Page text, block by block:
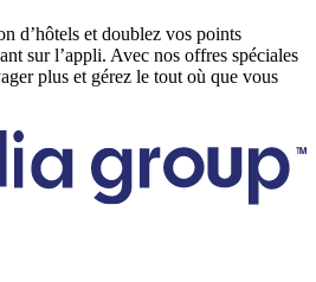
d’hôtels et doublez vos points
sur l’appli. Avec nos offres spéciales
plus et gérez le tout où que vous